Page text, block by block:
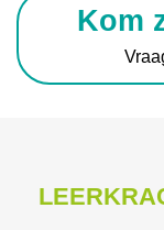
Kom